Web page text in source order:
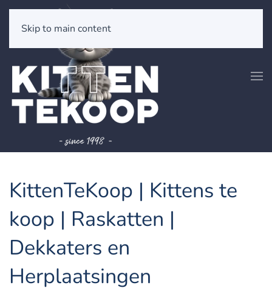
Skip to main content
KittenTeKoop | Kittens te
koop | Raskatten |
Dekkaters en
Herplaatsingen